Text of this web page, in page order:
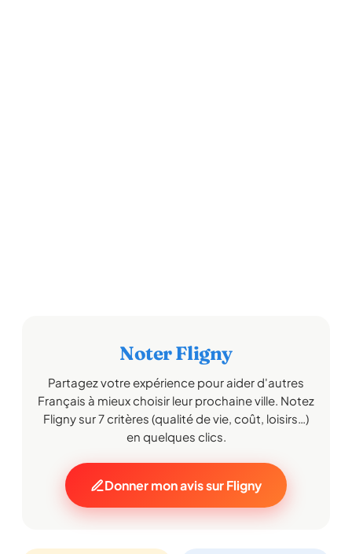
Noter Fligny
Partagez votre expérience pour aider d'autres
Français à mieux choisir leur prochaine ville. Notez
Fligny sur 7 critères (qualité de vie, coût, loisirs…)
en quelques clics.
Donner mon avis sur Fligny